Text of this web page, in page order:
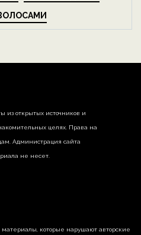
из открытых источников и
целях. Права на
Администрация сайта
не несет.
которые нарушают авторские